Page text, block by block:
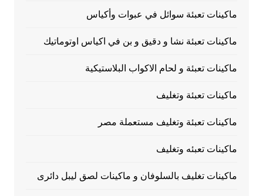
ماكينات تعبئة سوائل في عبوات وأكياس
ماكينات تعبئة نشا و دقيق و بن في اكياس اوتوماتيك
ماكينات تعبئة و لحام الاكواب البلاستيكية
ماكينات تعبئة وتغليف
ماكينات تعبئة وتغليف مستعملة مصر
ماكينات تعبئه وتغليف
ماكينات تغليف بالسلوفان و ماكينات لصق ليبل دائرى